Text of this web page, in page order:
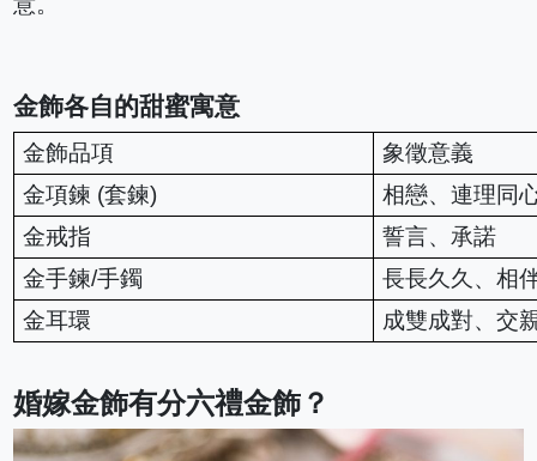
金飾各自的甜蜜寓意
金飾品項
象徵意義
金項鍊 (套鍊)
相戀、連理同
金戒指
誓言、承諾
金手鍊/手鐲
長長久久、相
金耳環
成雙成對、交
婚嫁金飾有分六禮金飾？